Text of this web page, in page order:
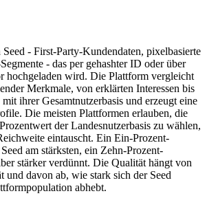
- First-Party-Kundendaten, pixelbasierte
- das per gehashter ID oder über
hochgeladen wird. Die Plattform vergleicht
Merkmale, von erklärten Interessen bis
ihrer Gesamtnutzerbasis und erzeugt eine
Die meisten Plattformen erlauben, die
der Landesnutzerbasis zu wählen,
eintauscht. Ein Ein-Prozent-
am stärksten, ein Zehn-Prozent-
stärker verdünnt. Die Qualität hängt von
und davon ab, wie stark sich der Seed
abhebt.